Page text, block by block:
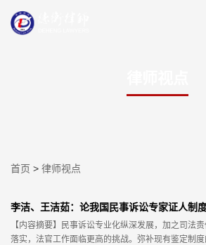
首页 > 律师视点
李洁、王洁茹：论我国民事诉讼专家证人制
【内容摘要】民事诉讼专业化纵深发展，加之司法
落实，法官工作面临更高的挑战。弥补现有鉴定制